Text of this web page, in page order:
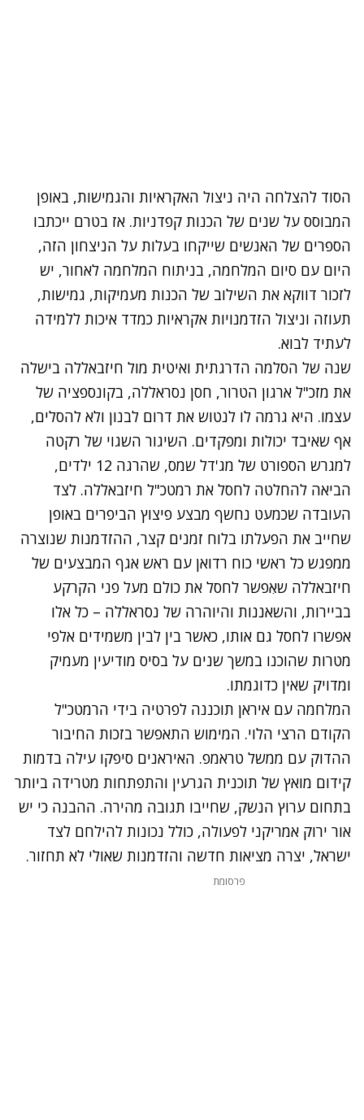
הסוד להצלחה היה ניצול האקראיות והגמישות, באופן
המבוסס על שנים של הכנות קפדניות. אז בטרם ייכתבו
הספרים של האנשים שייקחו בעלות על הניצחון הזה,
היום עם סיום המלחמה, בניתוח המלחמה לאחור, יש
לזכור דווקא את השילוב של הכנות מעמיקות, גמישות,
תעוזה וניצול הזדמנויות אקראיות כמדד איכות ללמידה
לעתיד לבוא.
שנה של הסלמה הדרגתית ואיטית מול חיזבאללה בישלה
את מזכ"ל ארגון הטרור, חסן נסראללה, בקונספציה של
עצמו. היא גרמה לו לנטוש את דרום לבנון ולא להסלים,
אף שאיבד יכולות ומפקדים. השיגור השגוי של רקטה
למגרש הספורט של מג'דל שמס, שהרגה 12 ילדים,
הביאה להחלטה לחסל את רמטכ"ל חיזבאללה. לצד
העובדה שכמעט נחשף מבצע פיצוץ הביפרים באופן
שחייב את הפעלתו בלוח זמנים קצר, ההזדמנות שנוצרה
ממפגש כל ראשי כוח רדואן עם ראש אגף המבצעים של
חיזבאללה שאִפשר לחסל את כולם מעל פני הקרקע
בביירות, והשאננות והיוהרה של נסראללה – כל אלו
אפשרו לחסל גם אותו, כאשר בין לבין משמידים אלפי
מטרות שהוכנו במשך שנים על בסיס מודיעין מעמיק
ומדויק שאין כדוגמתו.
המלחמה עם איראן תוכננה לפרטיה בידי הרמטכ"ל
הקודם הרצי הלוי. המימוש התאפשר בזכות החיבור
ההדוק עם ממשל טראמפ. האיראנים סיפקו עילה בדמות
קידום מואץ של תוכנית הגרעין והתפתחות מטרידה ביותר
בתחום ערוץ הנשק, שחייבו תגובה מהירה. ההבנה כי יש
אור ירוק אמריקני לפעולה, כולל נכונות להילחם לצד
ישראל, יצרה מציאות חדשה והזדמנות שאולי לא תחזור.
פרסומת